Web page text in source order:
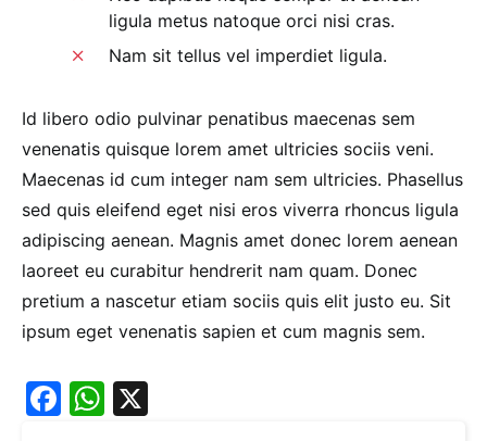
ligula metus natoque orci nisi cras.
Nam sit tellus vel imperdiet ligula.
Id libero odio pulvinar penatibus maecenas sem
venenatis quisque lorem amet ultricies sociis veni.
Maecenas id cum integer nam sem ultricies. Phasellus
sed quis eleifend eget nisi eros viverra rhoncus ligula
adipiscing aenean. Magnis amet donec lorem aenean
laoreet eu curabitur hendrerit nam quam. Donec
pretium a nascetur etiam sociis quis elit justo eu. Sit
ipsum eget venenatis sapien et cum magnis sem.
Facebook
WhatsApp